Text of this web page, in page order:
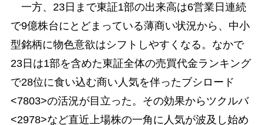
一方、23日まで東証1部の出来高は6営業日連続
で9億株台にとどまっている薄商い状況から、中小
型銘柄に物色意欲はシフトしやすくなる。なかで
23日は1部を含めた東証全体の売買代金ランキング
で28位に食い込む商い人気を伴ったブシロード
<7803>の活況が目立った。その効果からツクルバ
<2978>など直近上場株の一角に人気が波及し始め